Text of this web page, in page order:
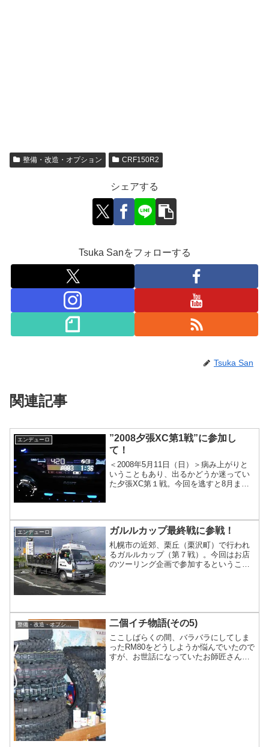
整備・改造・オプション CRF150R2
シェアする
Tsuka Sanをフォローする
Tsuka San
関連記事
エンデューロ
”2008夕張XC第1戦”に参加し
て！
＜2008年5月11日（日）＞病み上がりと
いうこともあり、出るかどうか迷ってい
た夕張XC第１戦。今回を逃すと8月まで
ギリギリになってから参加費を払い込み
ました。レース当日の朝、前の日から用
意してあった荷物をトラン...
エンデューロ ガルルカップ最終戦に参戦！
札幌市の近郊、栗丘（栗沢町）で行われ
るガルルカップ（第７戦）。今回はお店
のツーリング企画で参加するということ
きます。また、一度出場するとポイント
獲得数に応じた順番で翌年度のゼッ...
二個イチ物語(その5)
ここしばらくの間、バラバラにしてしま
ったRM80をどうしようか悩んでいたので
すが、お世話になっていたお師匠さんと